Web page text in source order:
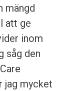
mängd
att ge
inom
såg den
jag mycket